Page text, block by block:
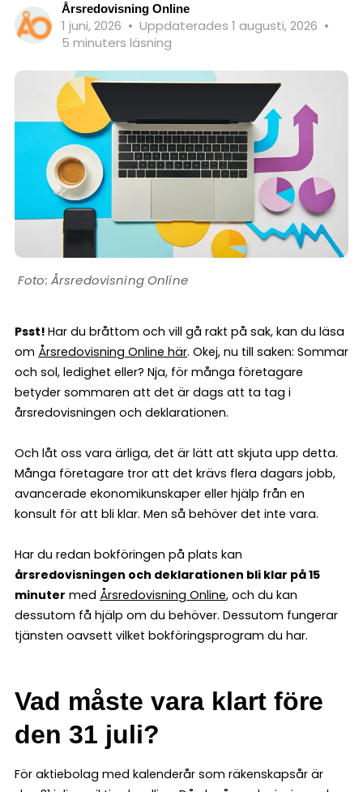
Årsredovisning Online
1 juni, 2026 • Uppdaterades 1 augusti, 2026 •
5 minuters läsning
Årsredovisning Online
Psst! Har du bråttom och vill gå rakt på sak, kan du läsa
om Årsredovisning Online här. Okej, nu till saken: Sommar
och sol, ledighet eller? Nja, för många företagare
betyder sommaren att det är dags att ta tag i
årsredovisningen och deklarationen.
Och låt oss vara ärliga, det är lätt att skjuta upp detta.
Många företagare tror att det krävs flera dagars jobb,
avancerade ekonomikunskaper eller hjälp från en
konsult för att bli klar. Men så behöver det inte vara.
Har du redan bokföringen på plats kan
årsredovisningen och deklarationen bli klar på 15
minuter med Årsredovisning Online, och du kan
dessutom få hjälp om du behöver. Dessutom fungerar
tjänsten oavsett vilket bokföringsprogram du har.
Vad måste vara klart före
den 31 juli?
För aktiebolag med kalenderår som räkenskapsår är